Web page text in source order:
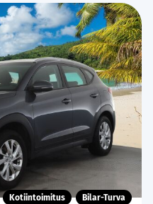
Kotiintoimitus Bilar-Turva